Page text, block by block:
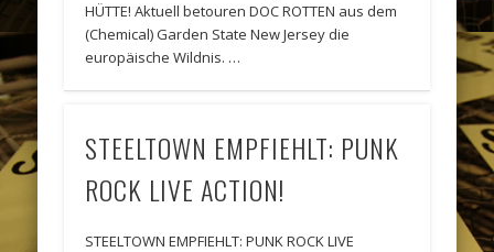
HÜTTE! Aktuell betouren DOC ROTTEN aus dem
(Chemical) Garden State New Jersey die
europäische Wildnis. …
STEELTOWN EMPFIEHLT: PUNK
ROCK LIVE ACTION!
STEELTOWN EMPFIEHLT: PUNK ROCK LIVE